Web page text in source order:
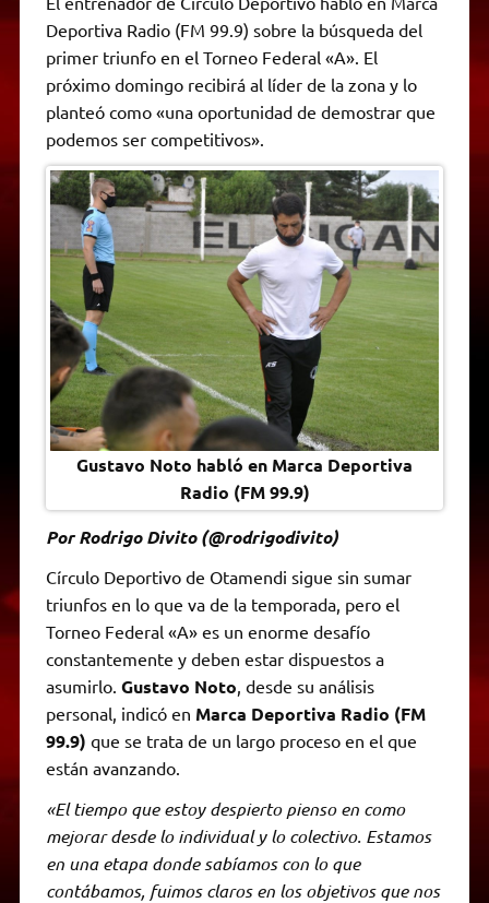
t
s
A
p
p
e
g
a
m
t
t
r
e
b
o
o
k
s
e
n
g
e
r
y
L
n
k
i
l
n
t
r
i
n
d
l
y
Deportiva Radio (FM 99.9) sobre la búsqueda del
primer triunfo en el Torneo Federal «A». El
próximo domingo recibirá al líder de la zona y lo
planteó como «una oportunidad de demostrar que
podemos ser competitivos».
Gustavo Noto habló en Marca Deportiva
Radio (FM 99.9)
Por Rodrigo Divito (@rodrigodivito)
Círculo Deportivo de Otamendi sigue sin sumar
triunfos en lo que va de la temporada, pero el
Torneo Federal «A» es un enorme desafío
constantemente y deben estar dispuestos a
asumirlo. Gustavo Noto , desde su análisis
personal, indicó en Marca Deportiva Radio (FM
99.9) que se trata de un largo proceso en el que
están avanzando.
«El tiempo que estoy despierto pienso en como
mejorar desde lo individual y lo colectivo. Estamos
en una etapa donde sabíamos con lo que
contábamos, fuimos claros en los objetivos que nos